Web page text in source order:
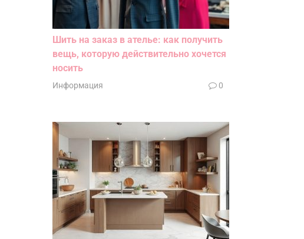
Шить на заказ в ателье: как получить
вещь, которую действительно хочется
носить
Информация 0